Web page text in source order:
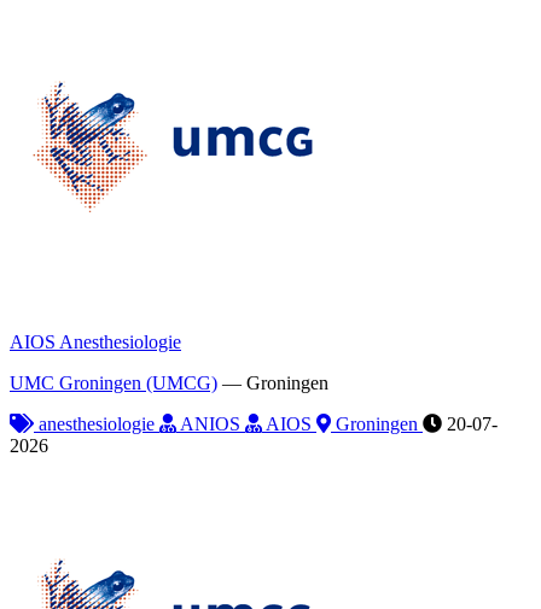
AIOS Anesthesiologie
UMC Groningen (UMCG) — Groningen
anesthesiologie
ANIOS AIOS Groningen
20-07-
2026